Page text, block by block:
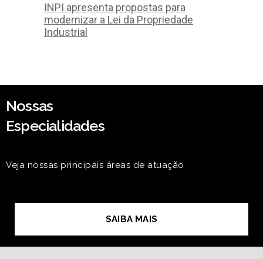
INPI apresenta propostas para
modernizar a Lei da Propriedade
Industrial
Nossas
Especialidades
Veja nossas principais áreas de atuação
SAIBA MAIS